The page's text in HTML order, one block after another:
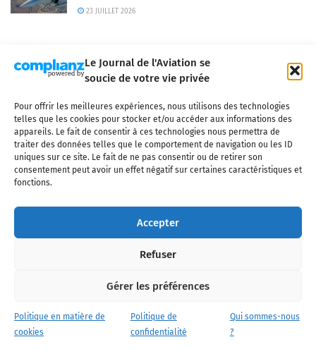
Le Journal de l'Aviation se
soucie de votre vie privée
Pour offrir les meilleures expériences, nous utilisons des technologies
telles que les cookies pour stocker et/ou accéder aux informations des
appareils. Le fait de consentir à ces technologies nous permettra de
traiter des données telles que le comportement de navigation ou les ID
uniques sur ce site. Le fait de ne pas consentir ou de retirer son
consentement peut avoir un effet négatif sur certaines caractéristiques et
fonctions.
Accepter
Refuser
Gérer les préférences
Politique en matière de
cookies
Politique de
confidentialité
Qui sommes-nous
?
23 JUILLET 2026
Qui sommes-nous ? Nous contacter
Partenaires
Mentions légales
CGV Politique de confidentialité Cookies
l'industrie aéronautique, l'aviation commerciale, l'aviation d'affaires, les
civils, l'aéronautique de défense et l'industrie spatiale. Toute reproduction,
interdite sans autorisation écrite spécifique du Journal de l’Aviation.